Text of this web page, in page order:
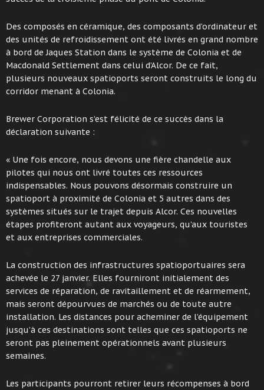
Des composés en céramique, des composants d’ordinateur et
des unités de refroidissement ont été livrés en grand nombre
à bord de Jaques Station dans le système de Colonia et de
Macdonald Settlement dans celui d’Alcor. De ce fait,
plusieurs nouveaux spatioports seront construits le long du
corridor menant à Colonia.
Brewer Corporation s’est félicité de ce succès dans la
déclaration suivante :
« Une fois encore, nous devons une fière chandelle aux
pilotes qui nous ont livré toutes ces ressources
indispensables. Nous pouvons désormais construire un
spatioport à proximité de Colonia et 5 autres dans des
systèmes situés sur le trajet depuis Alcor. Ces nouvelles
étapes profiteront autant aux voyageurs, qu’aux touristes
et aux entreprises commerciales.
La construction des infrastructures spatioportuaires sera
achevée le 27 janvier. Elles fourniront initialement des
services de réparation, de ravitaillement et de réarmement,
mais seront dépourvues de marchés ou de toute autre
installation. Les distances pour acheminer de l’équipement
jusqu’à ces destinations sont telles que ces spatioports ne
seront pas pleinement opérationnels avant plusieurs
semaines.
Les participants pourront retirer leurs récompenses à bord